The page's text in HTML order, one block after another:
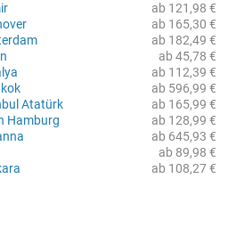
ab 121,98 €
ab 165,30 €
ab 182,49 €
ab 45,78 €
ab 112,39 €
ab 596,99 €
ab 165,99 €
Atatürk
ab 128,99 €
Hamburg
ab 645,93 €
ab 89,98 €
ab 108,27 €